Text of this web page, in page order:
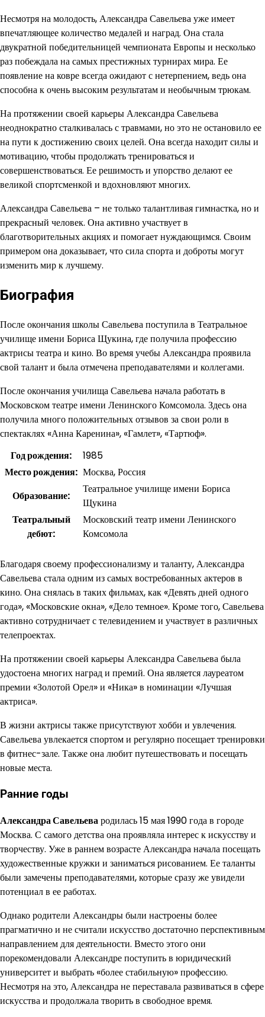
Несмотря на молодость, Александра Савельева уже имеет
впечатляющее количество медалей и наград. Она стала
двукратной победительницей чемпионата Европы и несколько
раз побеждала на самых престижных турнирах мира. Ее
появление на ковре всегда ожидают с нетерпением, ведь она
способна к очень высоким результатам и необычным трюкам.
На протяжении своей карьеры Александра Савельева
неоднократно сталкивалась с травмами, но это не остановило ее
на пути к достижению своих целей. Она всегда находит силы и
мотивацию, чтобы продолжать тренироваться и
совершенствоваться. Ее решимость и упорство делают ее
великой спортсменкой и вдохновляют многих.
Александра Савельева – не только талантливая гимнастка, но и
прекрасный человек. Она активно участвует в
благотворительных акциях и помогает нуждающимся. Своим
примером она доказывает, что сила спорта и доброты могут
изменить мир к лучшему.
Биография
После окончания школы Савельева поступила в Театральное
училище имени Бориса Щукина, где получила профессию
актрисы театра и кино. Во время учебы Александра проявила
свой талант и была отмечена преподавателями и коллегами.
После окончания училища Савельева начала работать в
Московском театре имени Ленинского Комсомола. Здесь она
получила много положительных отзывов за свои роли в
спектаклях «Анна Каренина», «Гамлет», «Тартюф».
Год рождения:
1985
Место рождения: Москва, Россия
Образование:
Театральное училище имени Бориса
Щукина
Театральный
дебют:
Московский театр имени Ленинского
Комсомола
Благодаря своему профессионализму и таланту, Александра
Савельева стала одним из самых востребованных актеров в
кино. Она снялась в таких фильмах, как «Девять дней одного
года», «Московские окна», «Дело темное». Кроме того, Савельева
активно сотрудничает с телевидением и участвует в различных
телепроектах.
На протяжении своей карьеры Александра Савельева была
удостоена многих наград и премий. Она является лауреатом
премии «Золотой Орел» и «Ника» в номинации «Лучшая
актриса».
В жизни актрисы также присутствуют хобби и увлечения.
Савельева увлекается спортом и регулярно посещает тренировки
в фитнес-зале. Также она любит путешествовать и посещать
новые места.
Ранние годы
Александра Савельевародилась 15 мая 1990 года в городе
Москва. С самого детства она проявляла интерес к искусству и
творчеству. Уже в раннем возрасте Александра начала посещать
художественные кружки и заниматься рисованием. Ее таланты
были замечены преподавателями, которые сразу же увидели
потенциал в ее работах.
Однако родители Александры были настроены более
прагматично и не считали искусство достаточно перспективным
направлением для деятельности. Вместо этого они
порекомендовали Александре поступить в юридический
университет и выбрать «более стабильную» профессию.
Несмотря на это, Александра не переставала развиваться в сфере
искусства и продолжала творить в свободное время.